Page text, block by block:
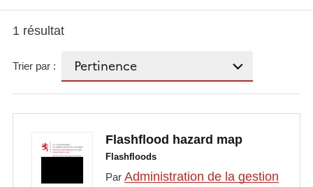
1 résultat
Trier par :
Flashflood hazard map
Flashfloods
Par Administration de la gestion